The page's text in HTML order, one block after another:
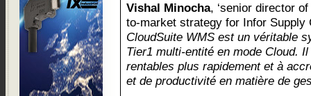
Vishal Minocha, ‘senior director
to-market strategy for Infor Supply
CloudSuite WMS est un véritable
Tier1 multi-entité en mode Cloud.
rentables plus rapidement et à
et de productivité en matière de